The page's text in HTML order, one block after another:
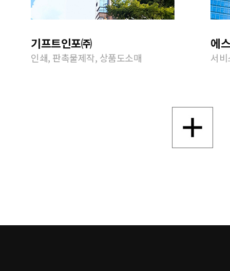
기프트인포㈜
인쇄, 판촉물제작, 상품도소매
에
서